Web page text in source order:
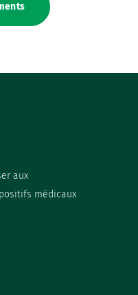
aux
médicaux